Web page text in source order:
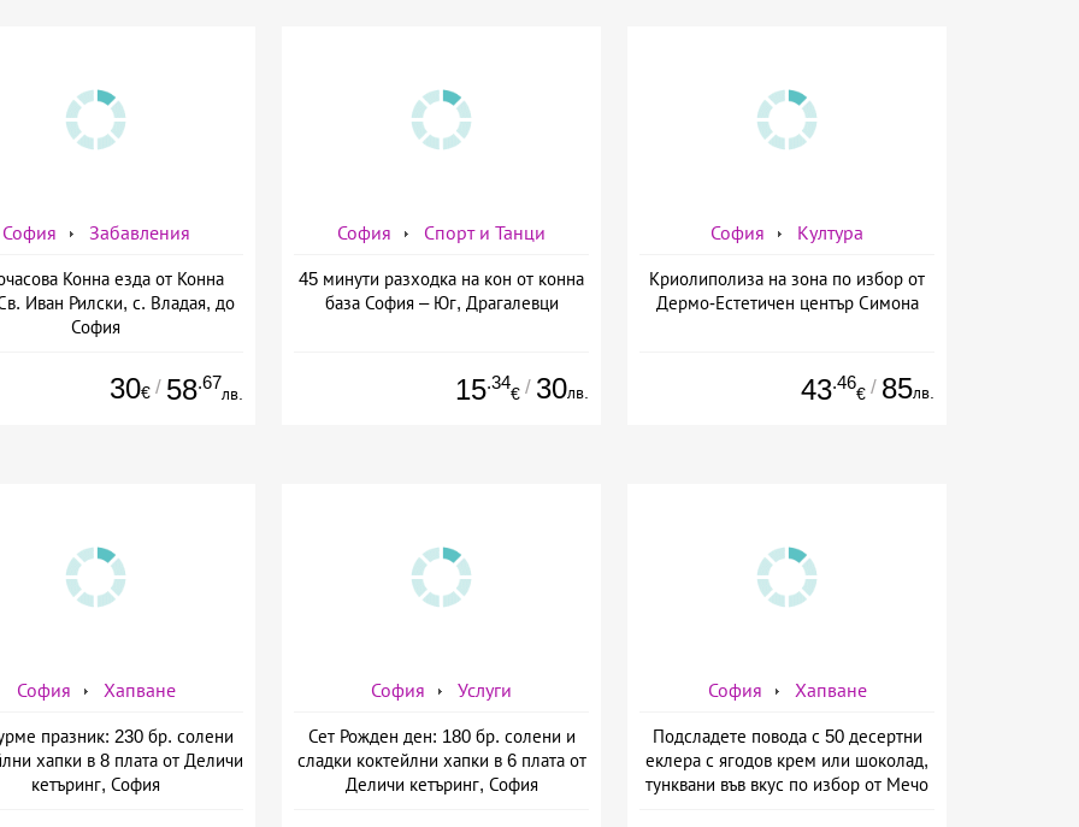
София Забавления
Конна езда от Конна
Иван Рилски, с. Владая, до
София
30€ / 58.67
лв.
София Спорт и Танци
45 минути разходка на кон от конна
база София – Юг, Драгалевци
15.34
€ / 30лв.
София Култура
Криолиполиза на зона по избор от
Дермо-Естетичен център Симона
43.46
€ / 85лв.
София Хапване
празник: 230 бр. солени
хапки в 8 плата от Деличи
кетъринг, София
София Услуги
Сет Рожден ден: 180 бр. солени и
сладки коктейлни хапки в 6 плата от
Деличи кетъринг, София
София Хапване
Подсладете повода с 50 десертни
еклера с ягодов крем или шоколад,
тунквани във вкус по избор от Мечо